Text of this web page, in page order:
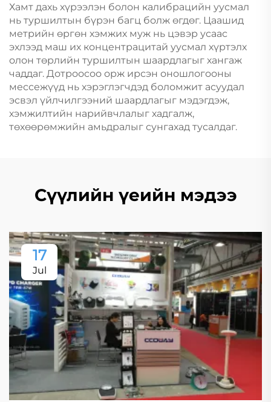
Хамт дахь хүрээлэн болон калибрацийн уусмал
нь туршилтын бүрэн багц болж өгдөг. Цаашид
метрийн өргөн хэмжих муж нь цэвэр усаас
эхлээд маш их концентрацитай уусмал хүртэлх
олон төрлийн туршилтын шаардлагыг хангаж
чаддаг. Дотроосоо орж ирсэн оношлогооны
мессежүүд нь хэрэглэгчдэд боломжит асуудал
эсвэл үйлчилгээний шаардлагыг мэдэгдэж,
хэмжилтийн нарийвчлалыг хадгалж,
төхөөрөмжийн амьдралыг сунгахад тусалдаг.
Сүүлийн үеийн мэдээ
17
Jul